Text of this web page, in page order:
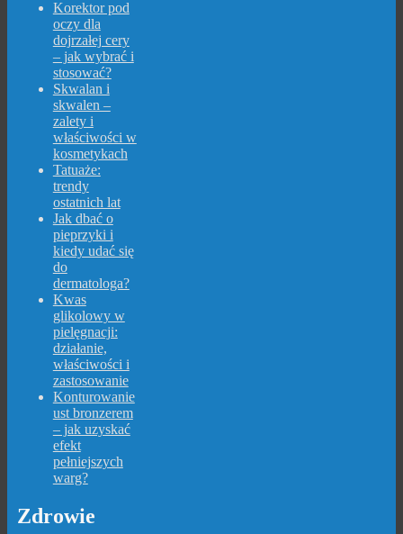
Korektor pod
oczy dla
dojrzałej cery
– jak wybrać i
stosować?
Skwalan i
skwalen –
zalety i
właściwości w
kosmetykach
Tatuaże:
trendy
ostatnich lat
Jak dbać o
pieprzyki i
kiedy udać się
do
dermatologa?
Kwas
glikolowy w
pielęgnacji:
działanie,
właściwości i
zastosowanie
Konturowanie
ust bronzerem
– jak uzyskać
efekt
pełniejszych
warg?
Zdrowie